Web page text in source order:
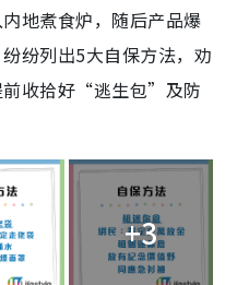
地煮食炉，随后产品爆
纷列出5大自保方法，劝
前收拾好“逃生包”及防
+3